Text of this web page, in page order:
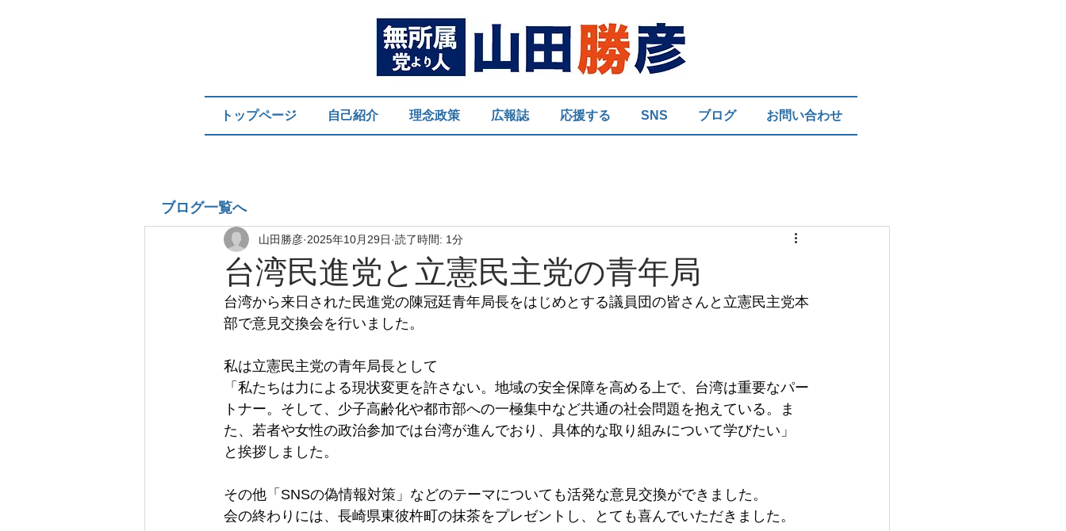
トップページ 自己紹介 理念政策 広報誌 応援する SNS ブログ お問い合わせ
台湾民進党と立憲民主党の青年局
山田勝彦 2025年10月29日 読了時間: 1分
台湾から来日された民進党の陳冠廷青年局長をはじめとする議員団の皆さんと立憲民主党本
部で意見交換会を行いました。
私は立憲民主党の青年局長として
「私たちは力による現状変更を許さない。地域の安全保障を高める上で、台湾は重要なパー
トナー。そして、少子高齢化や都市部への一極集中など共通の社会問題を抱えている。ま
た、若者や女性の政治参加では台湾が進んでおり、具体的な取り組みについて学びたい」
と挨拶しました。
その他「SNSの偽情報対策」などのテーマについても活発な意見交換ができました。
会の終わりには、長崎県東彼杵町の抹茶をプレゼントし、とても喜んでいただきました。
ブログ一覧へ